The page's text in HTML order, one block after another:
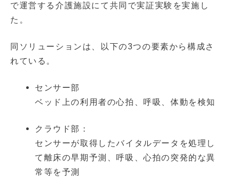
で運営する介護施設にて共同で実証実験を実施し
た。
同ソリューションは、以下の3つの要素から構成さ
れている。
センサー部
ベッド上の利用者の心拍、呼吸、体動を検知
クラウド部：
センサーが取得したバイタルデータを処理し
て離床の早期予測、呼吸、心拍の突発的な異
常等を予測